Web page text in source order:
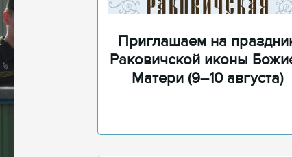
Приглашаем на
Раковичской иконы
Матери (9–10 августа)